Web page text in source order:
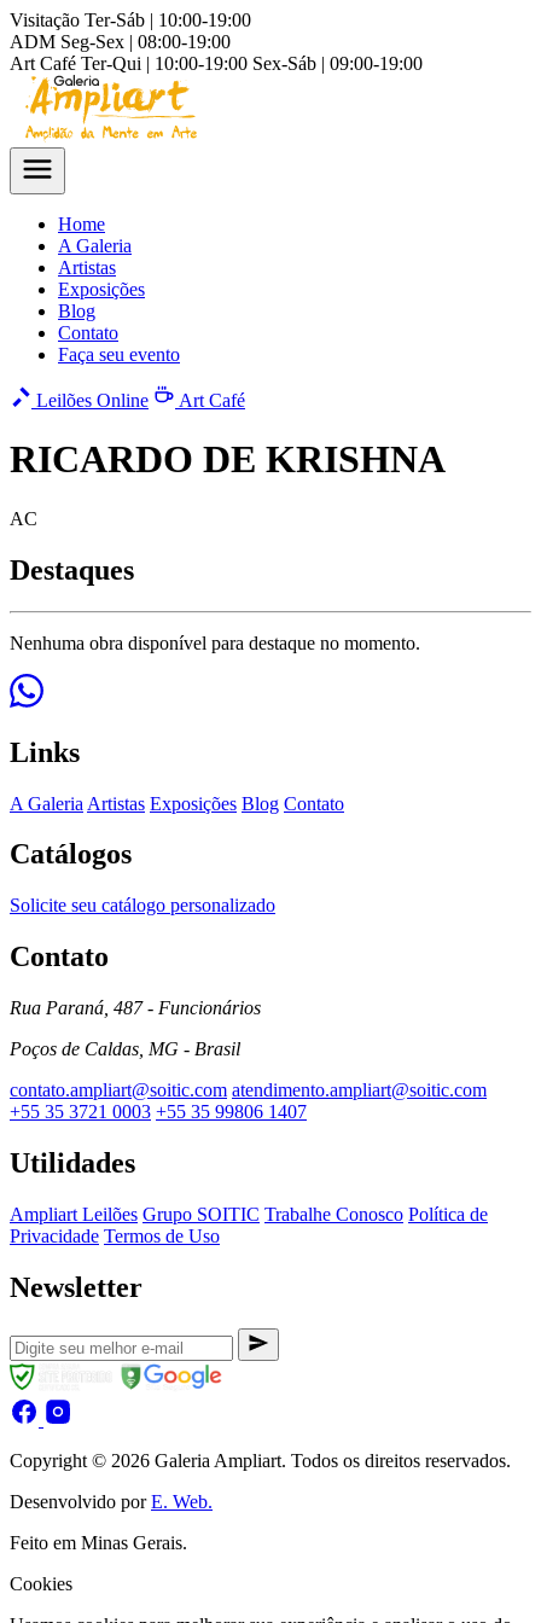
Visitação Ter-Sáb | 10:00-19:00
ADM Seg-Sex | 08:00-19:00
Art Café Ter-Qui | 10:00-19:00 Sex-Sáb | 09:00-19:00
Home
A Galeria
Artistas
Exposições
Blog
Contato
Faça seu evento
Leilões Online Art Café
RICARDO DE KRISHNA
AC
Destaques
Nenhuma obra disponível para destaque no momento.
Links
A Galeria Artistas Exposições Blog Contato
Catálogos
Solicite seu catálogo personalizado
Contato
Rua Paraná, 487 - Funcionários
Poços de Caldas, MG - Brasil
contato.ampliart@soitic.com atendimento.ampliart@soitic.com
+55 35 3721 0003 +55 35 99806 1407
Utilidades
Ampliart Leilões Grupo SOITIC Trabalhe Conosco Política de
Privacidade Termos de Uso
Newsletter
Copyright © 2026 Galeria Ampliart. Todos os direitos reservados.
Desenvolvido porE. Web.
Feito em Minas Gerais.
Cookies